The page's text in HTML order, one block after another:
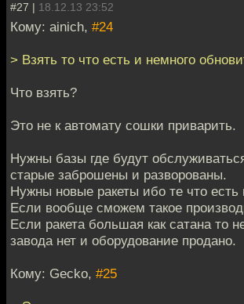
#27 | 18.12.13 23:52
Кому: ainich, #24
> Взять то что есть и немного
Что взять?
Это не к автомату сошки приварить.
Нужны базы где будут
старые заброшены и разворованы.
Нужны новые ракеты ибо те что есть
Если вообще сможем такое
Если ракета большая как сатана то
завода нет и оборудование продано.
Кому: Gecko, #25